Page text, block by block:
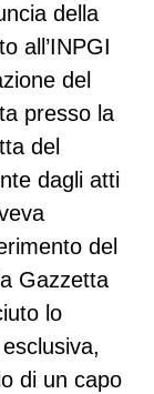
della
all’INPGI
del
presso la
del
dagli atti
del
Gazzetta
lo
di un capo